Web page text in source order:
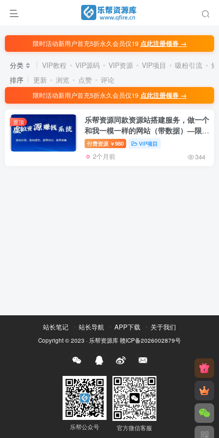
限时活动新用户首充5折永久会员仅19 点此注册领券 →
分类 VIP教程 VIP源码 VIP资源 VIP项目 吸粉引流
排序
更新 浏览 点赞 评论
限时活动新用户首充5折永久会员仅19 点此注册领券 →
置顶
乐帮资源同款资源站搭建服务，做一个
和我一模一样的网站（带数据）—限时
特价
付费资源 ￥980 VIP项目
2个月前 344
站长笔记 站长导航 APP下载 关于我们
Copyright © 2023 · 乐帮资源库赣ICP备2026002879号
乐帮公众号 官方微信客服